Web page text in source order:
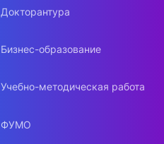
Докторантура
Бизнес-образование
Учебно-методическая работа
ФУМО